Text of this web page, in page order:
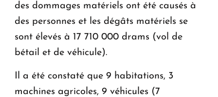
des dommages matériels ont été causés à
des personnes et les dégâts matériels se
sont élevés à 17 710 000 drams (vol de
bétail et de véhicule).
Il a été constaté que 9 habitations, 3
machines agricoles, 9 véhicules (7